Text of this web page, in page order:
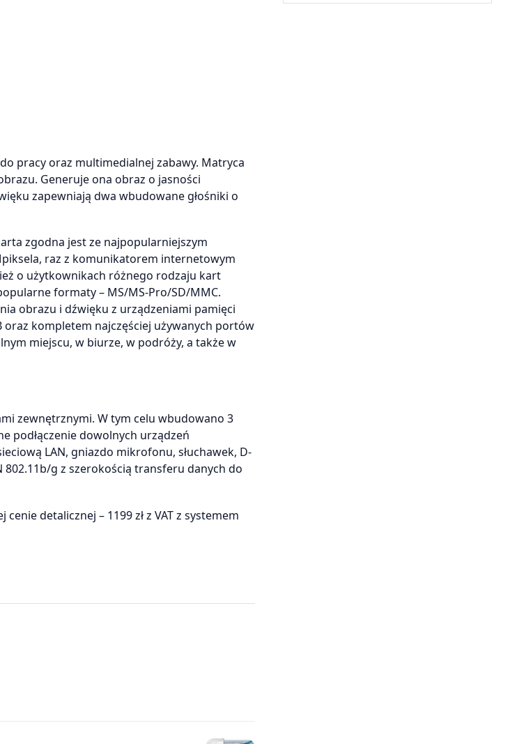
pracy oraz multimedialnej zabawy. Matryca
Generuje ona obraz o jasności
zapewniają dwa wbudowane głośniki o
zgodna jest ze najpopularniejszym
raz z komunikatorem internetowym
o użytkownikach różnego rodzaju kart
formaty – MS/MS-Pro/SD/MMC.
obrazu i dźwięku z urządzeniami pamięci
oraz kompletem najczęściej używanych portów
miejscu, w biurze, w podróży, a także w
zewnętrznymi. W tym celu wbudowano 3
podłączenie dowolnych urządzeń
LAN, gniazdo mikrofonu, słuchawek, D-
g z szerokością transferu danych do
detalicznej – 1199 zł z VAT z systemem